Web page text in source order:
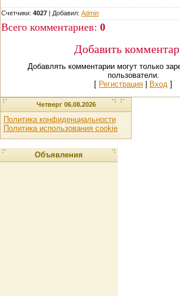
Счетчики: 4027 | Добавил: Admin
Всего комментариев: 0
Добавить
Добавлять комментарии могут только
пользователи.
[ Регистрация Вход ]
Четверг 06.08.2026
Политика конфиденциальности
Политика использования cookie
Объявления